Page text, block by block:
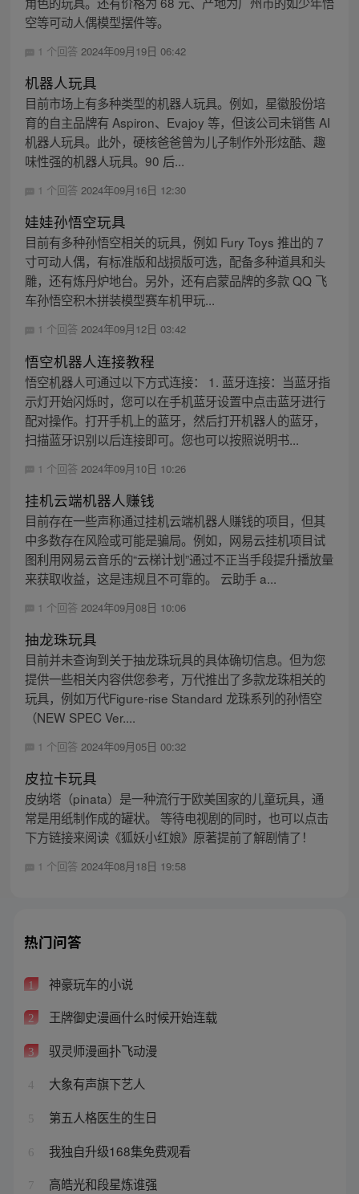
空等可动人偶模型摆件等。
1 个回答 2024年09月19日 06:42
机器人玩具
目前市场上有多种类型的机器人玩具。例如，星徽股份培
育的自主品牌有 Aspiron、Evajoy 等，但该公司未销售 AI
机器人玩具。此外，硬核爸爸曾为儿子制作外形炫酷、趣
味性强的机器人玩具。90 后...
1 个回答 2024年09月16日 12:30
娃娃孙悟空玩具
目前有多种孙悟空相关的玩具，例如 Fury Toys 推出的 7
寸可动人偶，有标准版和战损版可选，配备多种道具和头
雕，还有炼丹炉地台。另外，还有启蒙品牌的多款 QQ 飞
车孙悟空积木拼装模型赛车机甲玩...
1 个回答 2024年09月12日 03:42
悟空机器人连接教程
悟空机器人可通过以下方式连接： 1. 蓝牙连接：当蓝牙指
示灯开始闪烁时，您可以在手机蓝牙设置中点击蓝牙进行
配对操作。打开手机上的蓝牙，然后打开机器人的蓝牙，
扫描蓝牙识别以后连接即可。您也可以按照说明书...
1 个回答 2024年09月10日 10:26
挂机云端机器人赚钱
目前存在一些声称通过挂机云端机器人赚钱的项目，但其
中多数存在风险或可能是骗局。例如，网易云挂机项目试
图利用网易云音乐的“云梯计划”通过不正当手段提升播放量
来获取收益，这是违规且不可靠的。 云助手 a...
1 个回答 2024年09月08日 10:06
抽龙珠玩具
目前并未查询到关于抽龙珠玩具的具体确切信息。但为您
提供一些相关内容供您参考，万代推出了多款龙珠相关的
玩具，例如万代Figure-rise Standard 龙珠系列的孙悟空
（NEW SPEC Ver....
1 个回答 2024年09月05日 00:32
皮拉卡玩具
皮纳塔（pinata）是一种流行于欧美国家的儿童玩具，通
常是用纸制作成的罐状。 等待电视剧的同时，也可以点击
下方链接来阅读《狐妖小红娘》原著提前了解剧情了！
1 个回答 2024年08月18日 19:58
热门问答
1 神豪玩车的小说
2 王牌御史漫画什么时候开始连载
3 驭灵师漫画扑飞动漫
4 大象有声旗下艺人
5 第五人格医生的生日
6 我独自升级168集免费观看
7 高皓光和段星炼谁强